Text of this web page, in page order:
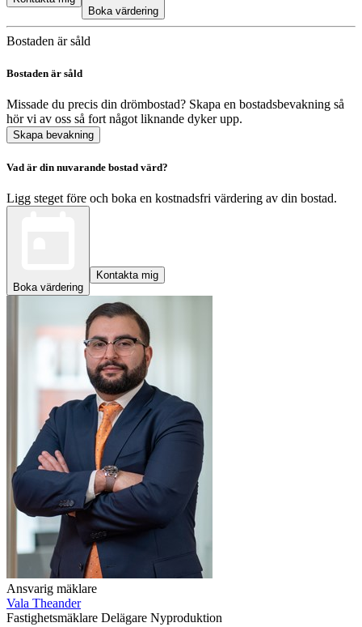
Boka värdering
Bostaden är såld
Bostaden är såld
Missade du precis din drömbostad? Skapa en bostadsbevakning så
hör vi av oss så fort något liknande dyker upp.
Skapa bevakning
Vad är din nuvarande bostad värd?
Ligg steget före och boka en kostnadsfri värdering av din bostad.
Boka värdering
Kontakta mig
Ansvarig mäklare
Vala Theander
Fastighetsmäklare Delägare Nyproduktion